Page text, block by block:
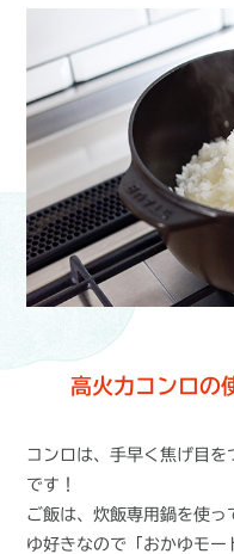
高火力コンロの
コンロは、手早く焦げ目を
です！
ご飯は、炊飯専用鍋を使
ゆ好きなので「おかゆモー